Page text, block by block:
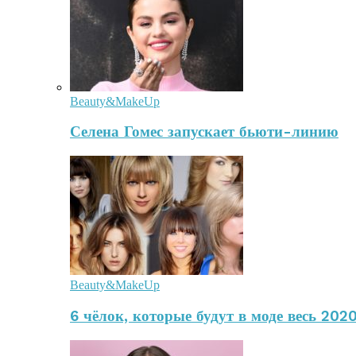
Beauty&MakeUp
Селена Гомес запускает бьюти-линию
Beauty&MakeUp
6 чёлок, которые будут в моде весь